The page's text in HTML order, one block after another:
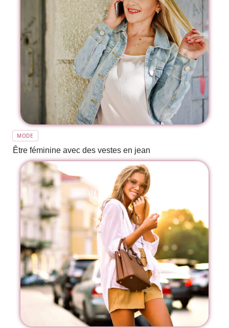
MODE
Être féminine avec des vestes en jean